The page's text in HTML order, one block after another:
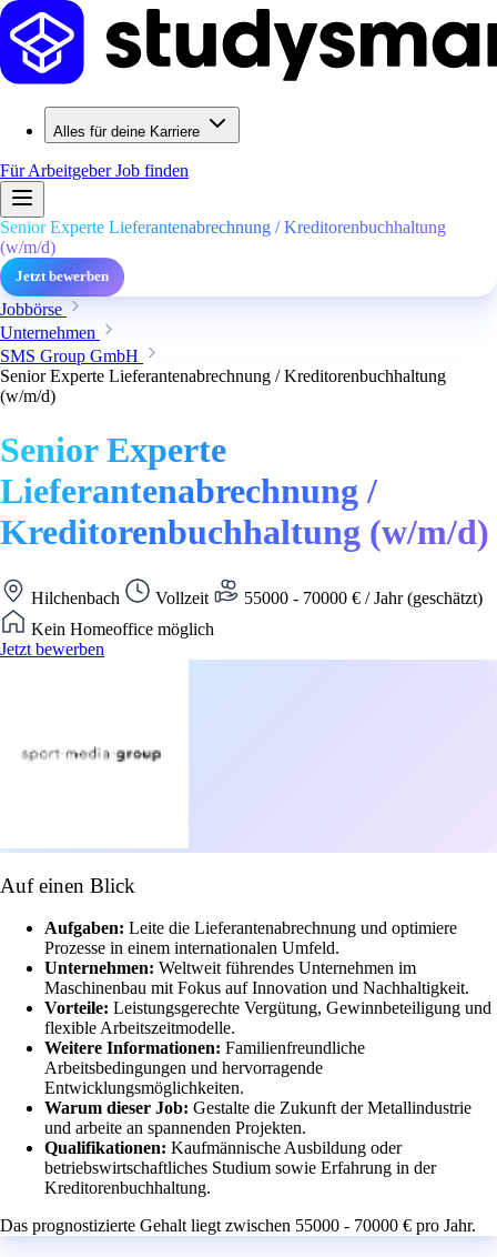
Alles für deine Karriere
Für ArbeitgeberJob finden
Senior Experte Lieferantenabrechnung / Kreditorenbuchhaltung
(w/m/d)
Jetzt bewerben
Jobbörse
Unternehmen
SMS Group GmbH
Senior Experte Lieferantenabrechnung / Kreditorenbuchhaltung
(w/m/d)
Senior Experte
Lieferantenabrechnung /
Kreditorenbuchhaltung (w/m/d)
Hilchenbach Vollzeit
55000 - 70000 € / Jahr (geschätzt)
Kein Homeoffice möglich
Jetzt bewerben
Auf einen Blick
Aufgaben: Leite die Lieferantenabrechnung und optimiere
Prozesse in einem internationalen Umfeld.
Unternehmen: Weltweit führendes Unternehmen im
Maschinenbau mit Fokus auf Innovation und Nachhaltigkeit.
Vorteile: Leistungsgerechte Vergütung, Gewinnbeteiligung und
flexible Arbeitszeitmodelle.
Weitere Informationen: Familienfreundliche
Arbeitsbedingungen und hervorragende
Entwicklungsmöglichkeiten.
Warum dieser Job: Gestalte die Zukunft der Metallindustrie
und arbeite an spannenden Projekten.
Qualifikationen: Kaufmännische Ausbildung oder
betriebswirtschaftliches Studium sowie Erfahrung in der
Kreditorenbuchhaltung.
Das prognostizierte Gehalt liegt zwischen 55000 - 70000 € pro Jahr.